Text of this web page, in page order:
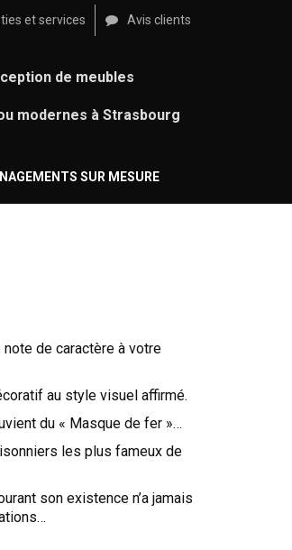
et services Avis clients
de meubles
modernes à Strasbourg
SUR MESURE
de caractère à votre
au style visuel affirmé.
du « Masque de fer »…
les plus fameux de
son existence n’a jamais